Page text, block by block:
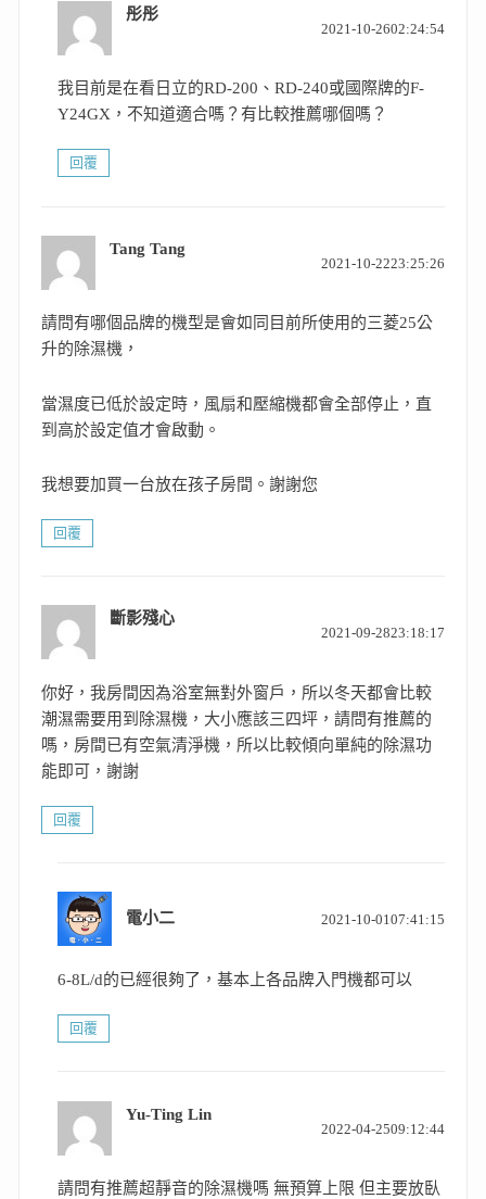
彤彤
2021-10-2602:24:54
我目前是在看日立的RD-200、RD-240或國際牌的F-
Y24GX，不知道適合嗎？有比較推薦哪個嗎？
回覆
Tang Tang
2021-10-2223:25:26
請問有哪個品牌的機型是會如同目前所使用的三菱25公
升的除濕機，
當濕度已低於設定時，風扇和壓縮機都會全部停止，直
到高於設定值才會啟動。
我想要加買一台放在孩子房間。謝謝您
回覆
斷影殘心
2021-09-2823:18:17
你好，我房間因為浴室無對外窗戶，所以冬天都會比較
潮濕需要用到除濕機，大小應該三四坪，請問有推薦的
嗎，房間已有空氣清淨機，所以比較傾向單純的除濕功
能即可，謝謝
回覆
電小二 2021-10-0107:41:15
6-8L/d的已經很夠了，基本上各品牌入門機都可以
回覆
Yu-Ting Lin
2022-04-2509:12:44
請問有推薦超靜音的除濕機嗎 無預算上限 但主要放臥